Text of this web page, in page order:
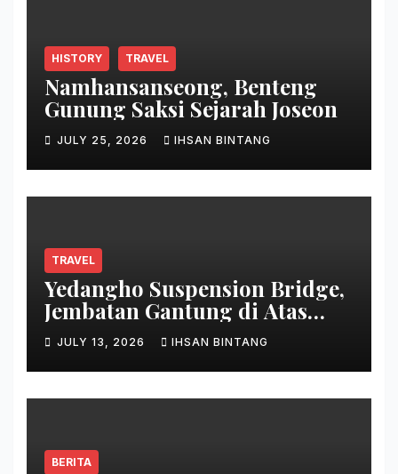
HISTORY TRAVEL
Namhansanseong, Benteng
Gunung Saksi Sejarah Joseon
JULY 25, 2026 IHSAN BINTANG
TRAVEL
Yedangho Suspension Bridge,
Jembatan Gantung di Atas
Danau
JULY 13, 2026 IHSAN BINTANG
BERITA